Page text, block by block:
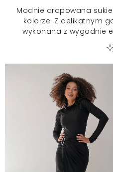
Modnie drapowana
kolorze. Z delikatnym
wykonana z wygodnie